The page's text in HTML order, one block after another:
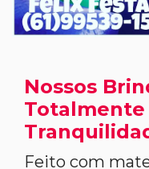
Nossos
Totalmente
Feito com